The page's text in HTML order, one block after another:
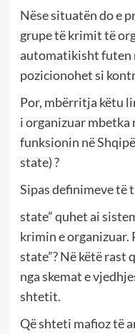
Nëse situatën do e
grupe të krimit të
automatikisht futen
pozicionohet si
Por, mbërritja këtu
i organizuar mbetka
funksionin në
state) ?
Sipas definimeve të
state” quhet ai
krimin e organizuar.
state”? Në këtë
nga skemat e
shtetit.
Që shteti mafioz të